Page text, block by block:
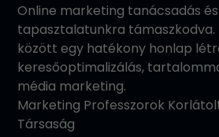
Online marketing tanácsadás és
tapasztalatunkra támaszkodva.
között egy hatékony honlap
keresőoptimalizálás,
média marketing.
Marketing Professzorok
Társaság